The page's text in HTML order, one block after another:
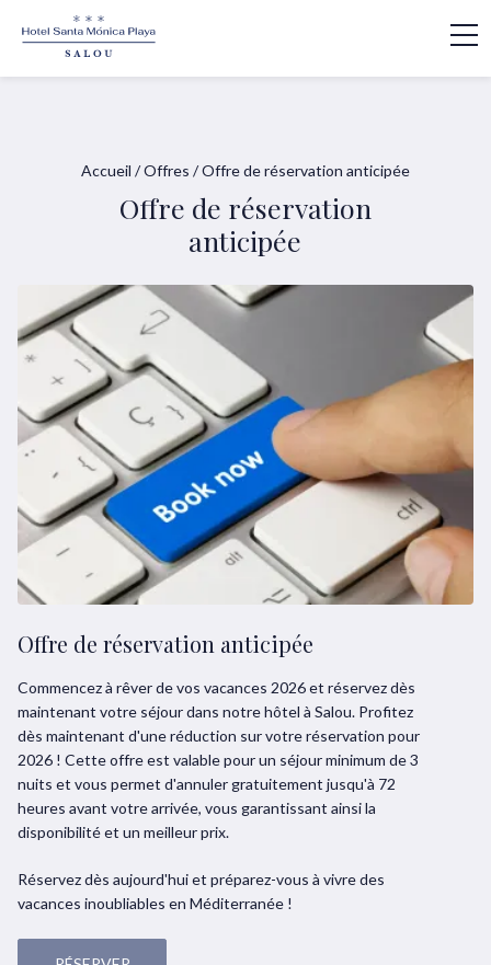
Accueil /Offres /Offre de réservation anticipée
Offre de réservation
anticipée
Offre de réservation anticipée
Commencez à rêver de vos vacances 2026 et réservez dès
maintenant votre séjour dans notre hôtel à Salou. Profitez
dès maintenant d'une réduction sur votre réservation pour
2026 ! Cette offre est valable pour un séjour minimum de 3
nuits et vous permet d'annuler gratuitement jusqu'à 72
heures avant votre arrivée, vous garantissant ainsi la
disponibilité et un meilleur prix.
Réservez dès aujourd'hui et préparez-vous à vivre des
vacances inoubliables en Méditerranée !